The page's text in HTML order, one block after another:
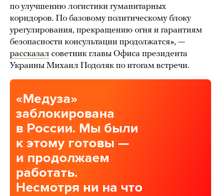
по улучшению логистики гуманитарных
коридоров. По базовому политическому блоку
урегулирования, прекращению огня и гарантиям
безопасности консультации продолжатся», —
рассказал советник главы Офиса президента
Украины Михаил Подоляк по итогам встречи.
«Медуза»
заблокирована
в России. Мы были
к этому готовы —
и продолжаем
работать.
Несмотря ни на что